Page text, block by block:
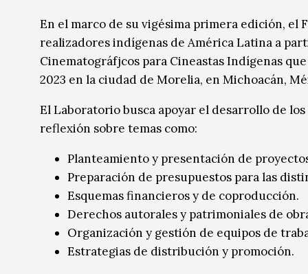
Música
Música
Sin categoríaSin categoría
En el marco de su vigésima primera edición, el
realizadores indígenas de América Latina a
Cinematográfjcos para Cineastas Indígenas
2023 en la ciudad de Morelia, en Michoacán,
El Laboratorio busca apoyar el desarrollo de
reflexión sobre temas como:
Planteamiento y presentación de
Preparación de presupuestos para las
Esquemas financieros y de coproducción.
Derechos autorales y patrimoniales de
Organización y gestión de equipos de
Estrategias de distribución y promoción.